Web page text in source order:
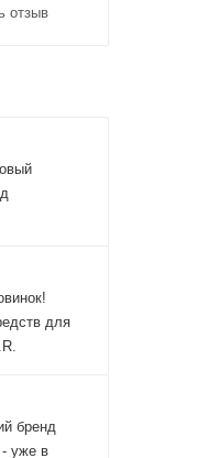
отзыв
для
бренд
- уже в